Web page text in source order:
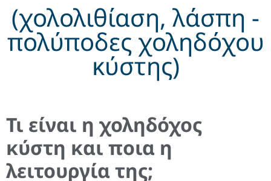
(χολολιθίαση, λάσπη -
πολύποδες χοληδόχου
κύστης)
Τι είναι η χοληδόχος
κύστη και ποια η
λειτουργία της;